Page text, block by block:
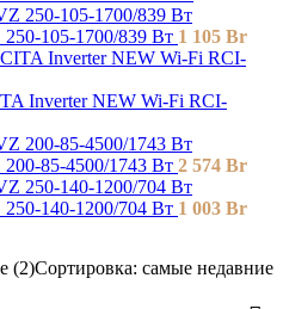
105-1700/839 Вт 1 105 Br
Inverter NEW Wi-Fi RCI-
85-4500/1743 Вт 2 574 Br
140-1200/704 Вт 1 003 Br
(2)Сортировка: самые недавние